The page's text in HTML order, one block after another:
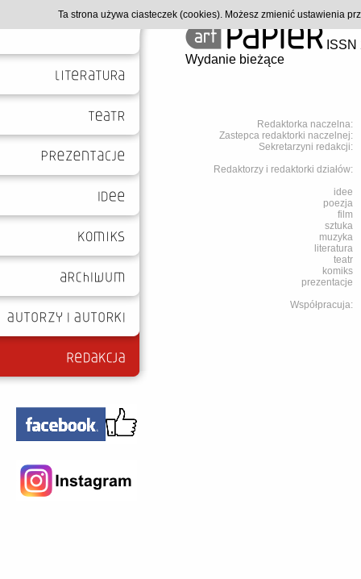
Wydanie bieżące
Redaktorka naczelna:
Zastepca redaktorki naczelnej:
Sekretarzyni redakcji:
Redaktorzy i redaktorki działów:
idee
poezja
film
sztuka
muzyka
literatura
teatr
komiks
prezentacje
Współpracuja:
Ta strona używa ciasteczek (cookies). Możesz zmienić ustawienia